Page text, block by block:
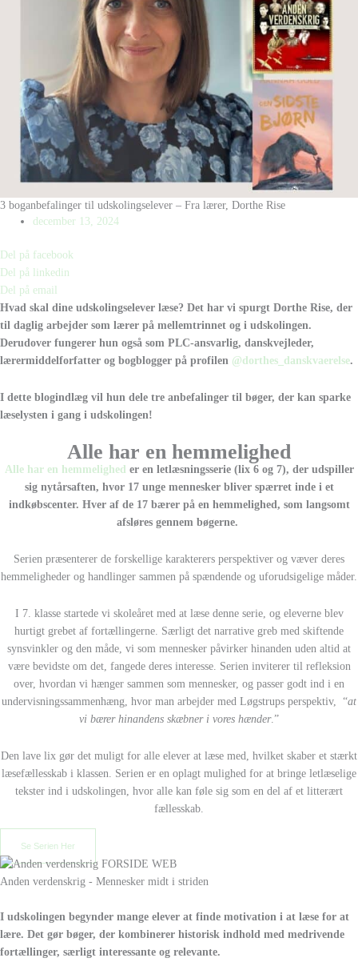
3 boganbefalinger til udskolingselever – Fra lærer, Dorthe Rise
december 13, 2024
Del på facebook
Del på linkedin
Del på email
Hvad skal dine udskolingselever læse? Det har vi spurgt Dorthe Rise, der
til daglig arbejder som lærer på mellemtrinnet og i udskolingen.
Derudover fungerer hun også som PLC-ansvarlig, danskvejleder,
lærermiddelforfatter og bogblogger på profilen @dorthes_danskvaerelse.
I dette blogindlæg vil hun dele tre anbefalinger til bøger, der kan sparke
læselysten i gang i udskolingen!
Alle har en hemmelighed
Alle har en hemmelighed er en letlæsningsserie (lix 6 og 7), der udspiller
sig nytårsaften, hvor 17 unge mennesker bliver spærret inde i et
indkøbscenter. Hver af de 17 bærer på en hemmelighed, som langsomt
afsløres gennem bøgerne.
Serien præsenterer de forskellige karakterers perspektiver og væver deres
hemmeligheder og handlinger sammen på spændende og uforudsigelige måder.
I 7. klasse startede vi skoleåret med at læse denne serie, og eleverne blev
hurtigt grebet af fortællingerne. Særligt det narrative greb med skiftende
synsvinkler og den måde, vi som mennesker påvirker hinanden uden altid at
være bevidste om det, fangede deres interesse. Serien inviterer til refleksion
over, hvordan vi hænger sammen som mennesker, og passer godt ind i en
undervisningssammenhæng, hvor man arbejder med Løgstrups perspektiv, “at
vi bærer hinandens skæbner i vores hænder.”
Den lave lix gør det muligt for alle elever at læse med, hvilket skaber et stærkt
læsefællesskab i klassen. Serien er en oplagt mulighed for at bringe letlæselige
tekster ind i udskolingen, hvor alle kan føle sig som en del af et litterært
fællesskab.
Se Serien Her
Anden verdenskrig - Mennesker midt i striden
I udskolingen begynder mange elever at finde motivation i at læse for at
lære. Det gør bøger, der kombinerer historisk indhold med medrivende
fortællinger, særligt interessante og relevante.